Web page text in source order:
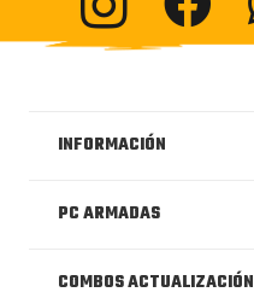
INFORMACIÓN
PC ARMADAS
COMBOS ACTUALIZACIÓN